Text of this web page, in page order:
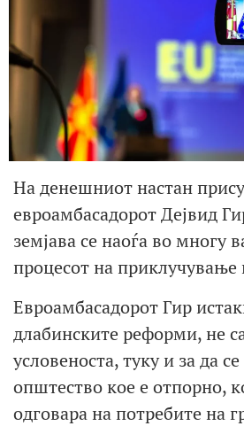
На денешниот настан
евроамбасадорот Дејвид
земјава се наоѓа во многу
процесот на
Евроамбасадорот Гир
длабинските реформи, не
условеноста, туку и за да
општество кое е отпорно,
одговара на потребите на